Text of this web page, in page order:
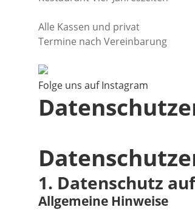
Alle Kassen und privat
Termine nach Vereinbarung
Folge uns auf Instagram
1. Datenschutz
Allgemeine Hinweise